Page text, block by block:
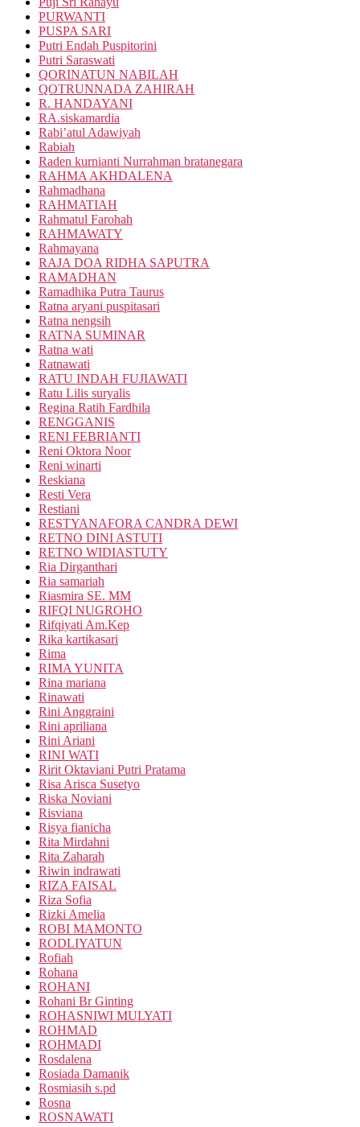
PURWANTI
PUSPA SARI
Putri Endah Puspitorini
Putri Saraswati
QORINATUN NABILAH
QOTRUNNADA ZAHIRAH
R. HANDAYANI
RA.siskamardia
Rabi’atul Adawiyah
Rabiah
Raden kurnianti Nurrahman bratanegara
RAHMA AKHDALENA
Rahmadhana
RAHMATIAH
Rahmatul Farohah
RAHMAWATY
Rahmayana
RAJA DOA RIDHA SAPUTRA
RAMADHAN
Ramadhika Putra Taurus
Ratna aryani puspitasari
Ratna nengsih
RATNA SUMINAR
Ratna wati
Ratnawati
RATU INDAH FUJIAWATI
Ratu Lilis suryalis
Regina Ratih Fardhila
RENGGANIS
RENI FEBRIANTI
Reni Oktora Noor
Reni winarti
Reskiana
Resti Vera
Restiani
RESTYANAFORA CANDRA DEWI
RETNO DINI ASTUTI
RETNO WIDIASTUTY
Ria Dirganthari
Ria samariah
Riasmira SE. MM
RIFQI NUGROHO
Rifqiyati Am.Kep
Rika kartikasari
Rima
RIMA YUNITA
Rina mariana
Rinawati
Rini Anggraini
Rini apriliana
Rini Ariani
RINI WATI
Ririt Oktaviani Putri Pratama
Risa Arisca Susetyo
Riska Noviani
Risviana
Risya fianicha
Rita Mirdahni
Rita Zaharah
Riwin indrawati
RIZA FAISAL
Riza Sofia
Rizki Amelia
ROBI MAMONTO
RODLIYATUN
Rofiah
Rohana
ROHANI
Rohani Br Ginting
ROHASNIWI MULYATI
ROHMAD
ROHMADI
Rosdalena
Rosiada Damanik
Rosmiasih s.pd
Rosna
ROSNAWATI